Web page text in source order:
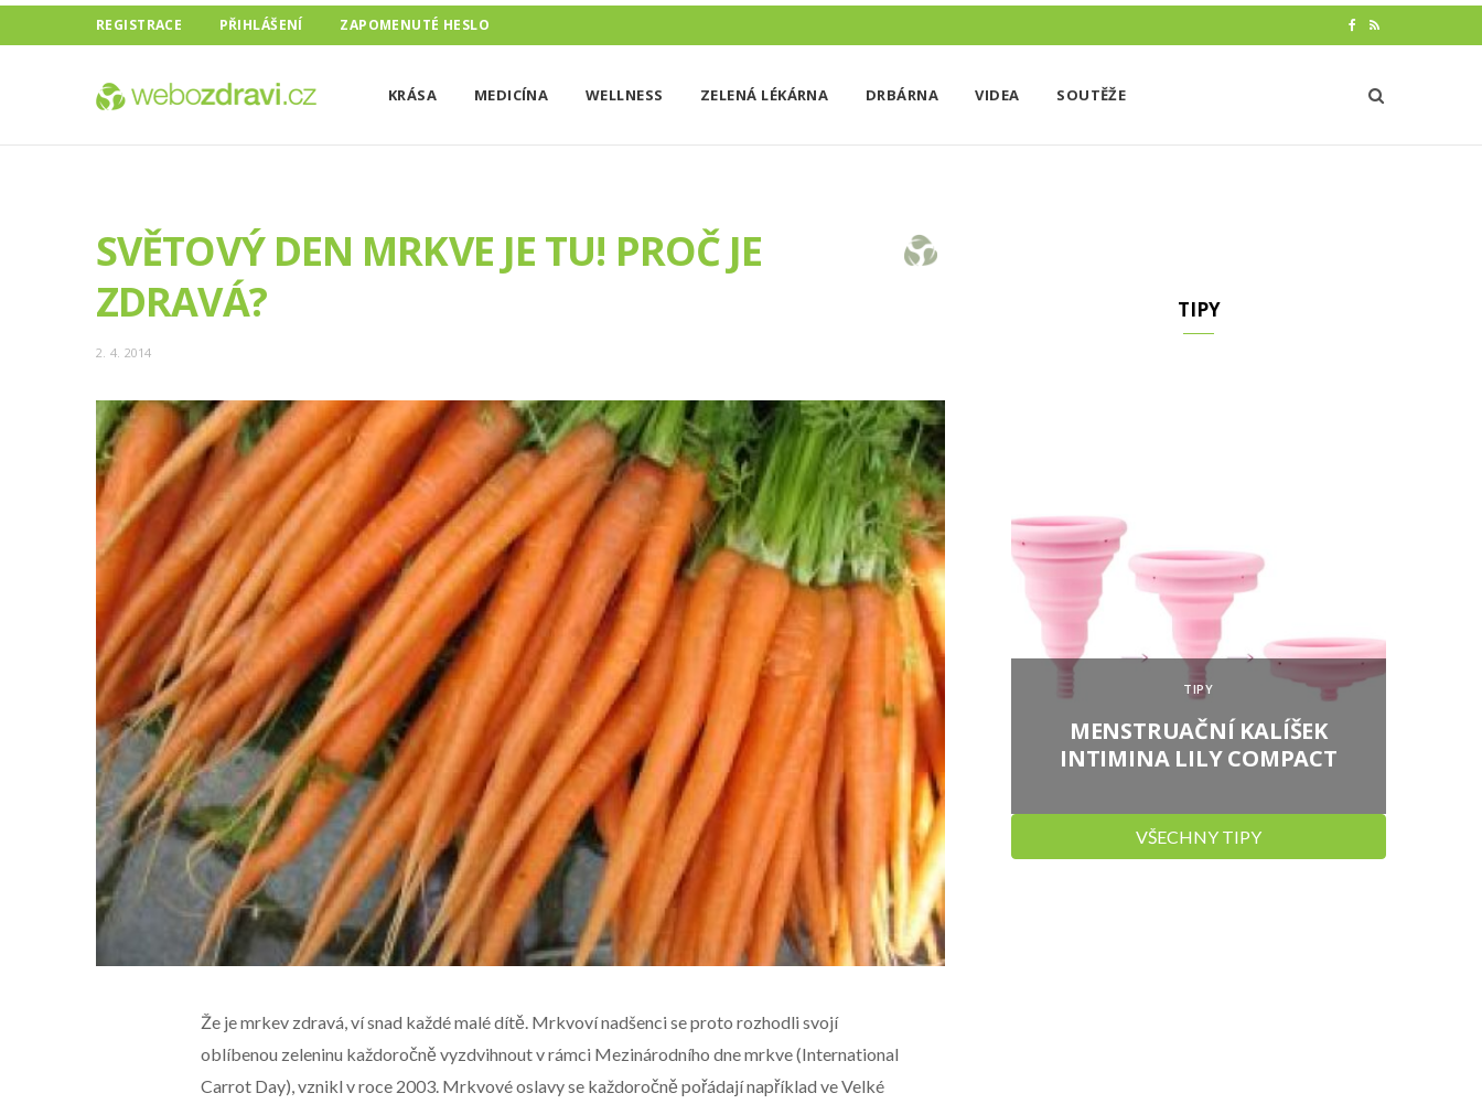
REGISTRACE PŘIHLÁŠENÍ ZAPOMENUTÉ HESLO
e
R
S
KRÁSA MEDICÍNA WELLNESS ZELENÁ LÉKÁRNA DRBÁRNA VIDEA SOUTĚŽE
SVĚTOVÝ DEN MRKVE JE TU! PROČ JE
ZDRAVÁ?
2. 4. 2014
Že je mrkev zdravá, ví snad každé malé dítě. Mrkvoví nadšenci se proto rozhodli svojí
oblíbenou zeleninu každoročně vyzdvihnout v rámci Mezinárodního dne mrkve (International
Carrot Day), vznikl v roce 2003. Mrkvové oslavy se každoročně pořádají například ve Velké
TIPY
TIPY
SIRUP Z BYLIN NA LŽIČKU DR.
SVATEK
TIPY
MENSTRUAČNÍ KALÍŠEK
INTIMINA LILY COMPACT
VŠECHNY TIPY